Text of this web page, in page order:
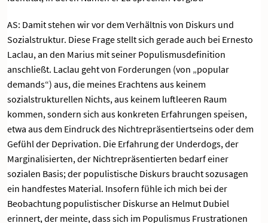
AS: Damit stehen wir vor dem Verhältnis von Diskurs und
Sozialstruktur. Diese Frage stellt sich gerade auch bei Ernesto
Laclau, an den Marius mit seiner Populismusdefinition
anschließt. Laclau geht von Forderungen (von „popular
demands“) aus, die meines Erachtens aus keinem
sozialstrukturellen Nichts, aus keinem luftleeren Raum
kommen, sondern sich aus konkreten Erfahrungen speisen,
etwa aus dem Eindruck des Nichtrepräsentiertseins oder dem
Gefühl der Deprivation. Die Erfahrung der Underdogs, der
Marginalisierten, der Nichtrepräsentierten bedarf einer
sozialen Basis; der populistische Diskurs braucht sozusagen
ein handfestes Material. Insofern fühle ich mich bei der
Beobachtung populistischer Diskurse an Helmut Dubiel
erinnert, der meinte, dass sich im Populismus Frustrationen